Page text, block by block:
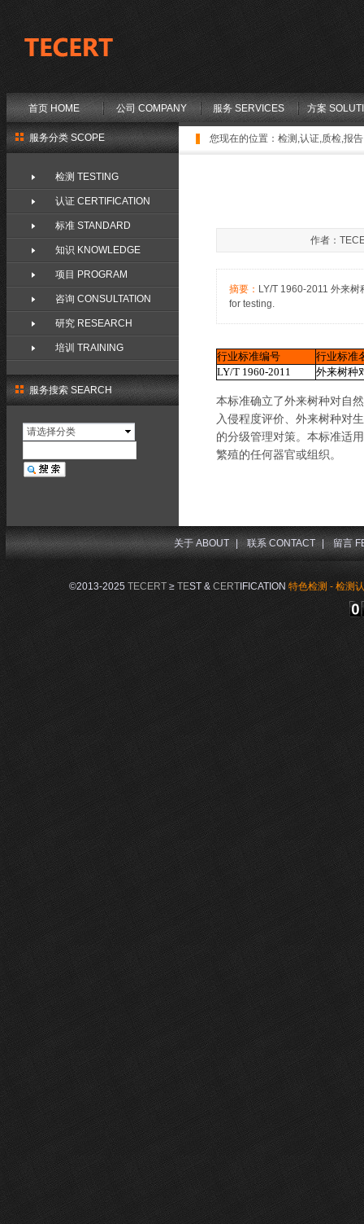
首页 HOME 公司 COMPANY 服务 SERVICES 方案
您现在的位置： 检测,认证,质检,报
服务搜索 SEARCH
请选择分类
作者：
摘要： LY/T 1960-2011 外来
for testing.
行业标准编号
行业标准
LY/T 1960-2011
外来树种
本标准确立了外来树种对自
入侵程度评价、外来树种对
的分级管理对策。本标准适
繁殖的任何器官或组织。
服务分类 SCOPE
检测 TESTING
认证 CERTIFICATION
标准 STANDARD
知识 KNOWLEDGE
项目 PROGRAM
咨询 CONSULTATION
研究 RESEARCH
培训 TRAINING
©2013-2025 TECERT≥ TEST & CERTIFICATION 特色检测 - 检测
关于 ABOUT | 联系 CONTACT | 留言